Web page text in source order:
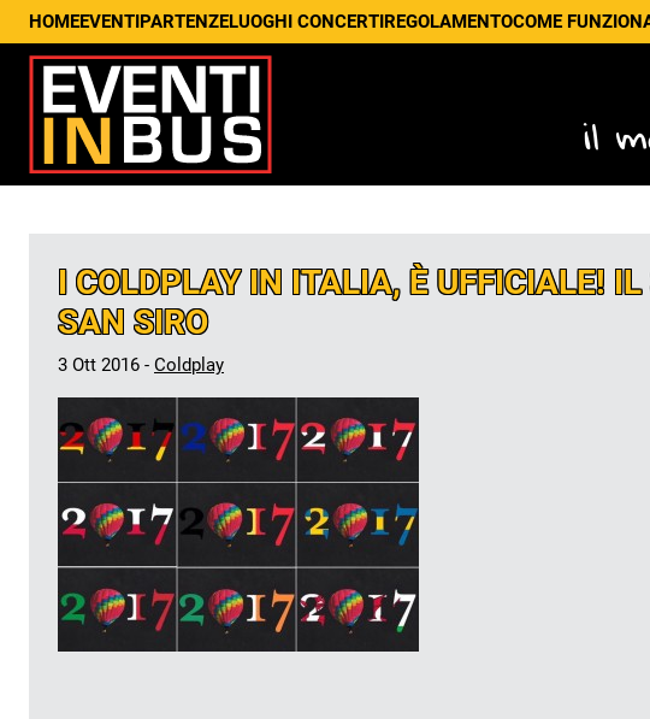
HOMEEVENTIPARTENZELUOGHI CONCERTIREGOLAMENTOCOME
il
I COLDPLAY IN ITALIA, È UFFICIALE!
SAN SIRO
3 Ott 2016 - Coldplay